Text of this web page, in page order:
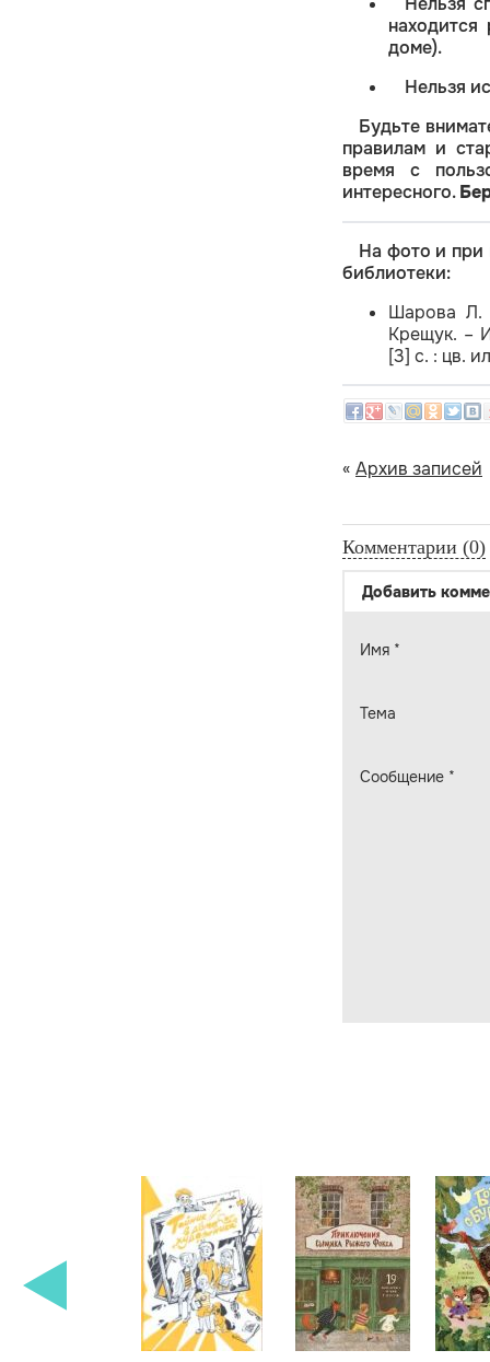
доме).
Нельзя
Будьте
правилам и
время с
интересного.
На фото и при
библиотеки:
Шарова Л.
Крещук. –
[3] с. : цв.
« Архив записей
Комментарии (0)
Добавить
Имя *
Тема
Сообщение *